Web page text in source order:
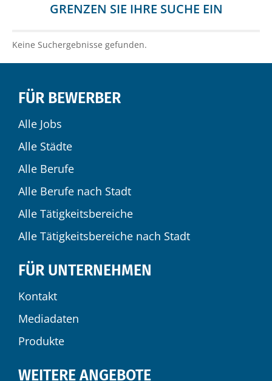
GRENZEN SIE IHRE SUCHE EIN
Keine Suchergebnisse gefunden.
FÜR BEWERBER
Alle Jobs
Alle Städte
Alle Berufe
Alle Berufe nach Stadt
Alle Tätigkeitsbereiche
Alle Tätigkeitsbereiche nach Stadt
FÜR UNTERNEHMEN
Kontakt
Mediadaten
Produkte
WEITERE ANGEBOTE